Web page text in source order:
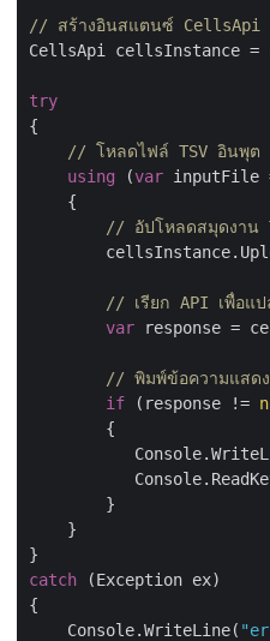
// สร้างอินสแตนซ์
CellsApi cellsInstance =
try
{
// โหลดไฟล์ TSV อินพุต
using (var inputFile
    {
// อัปโหลดสมุดงาน
// เรียก API เพื่อแป
var response =
// พิมพ์ข้อความแสดง
if (response !=
        {
        }
    }
catch (Exception ex)
{
    Console.WriteLine(